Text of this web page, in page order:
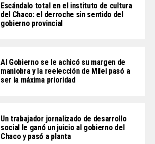
Escándalo total en el instituto de cultura
del Chaco: el derroche sin sentido del
gobierno provincial
Al Gobierno se le achicó su margen de
maniobra y la reelección de Milei pasó a
ser la máxima prioridad
Un trabajador jornalizado de desarrollo
social le ganó un juicio al gobierno del
Chaco y pasó a planta